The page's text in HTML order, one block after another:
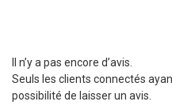
Il n’y a pas encore d’avis.
Seuls les clients connectés
possibilité de laisser un avis.